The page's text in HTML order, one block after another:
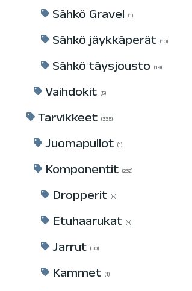
Sähkö Gravel 1
Sähkö jäykkäperät 10
Sähkö täysjousto 19
Vaihdokit 5
Tarvikkeet 335
Juomapullot 1
Komponentit 232
Dropperit 6
Etuhaarukat 9
Jarrut 30
Kammet 1